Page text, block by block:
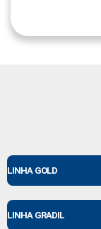
LINHA GOLD
LINHA GRADIL